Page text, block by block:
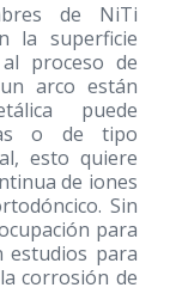
de NiTi
la superficie
proceso de
arco están
puede
o de tipo
esto quiere
de iones
Sin
para
estudios para
corrosión de